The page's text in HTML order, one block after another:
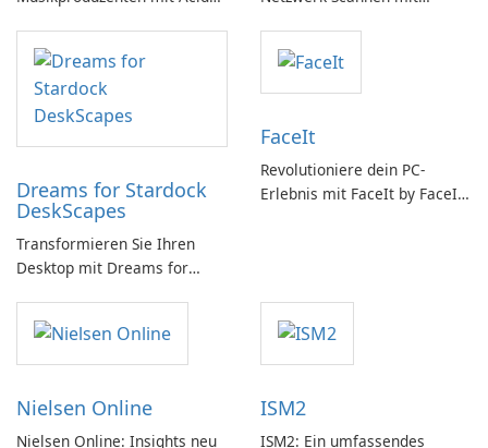
Dreams for Stardock
DeskScapes
Transformieren Sie Ihren
Desktop mit Dreams for
FaceIt
Revolutioniere dein PC-
Erlebnis mit FaceIt by FaceIt
Nielsen Online
Nielsen Online: Insights neu
ISM2
ISM2: Ein umfassendes